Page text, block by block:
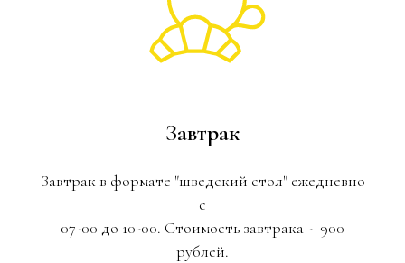
Завтрак
Завтрак в формате "шведский стол" ежедневно
с
07-00 до 10-00. Стоимость завтрака - 900
рублей.